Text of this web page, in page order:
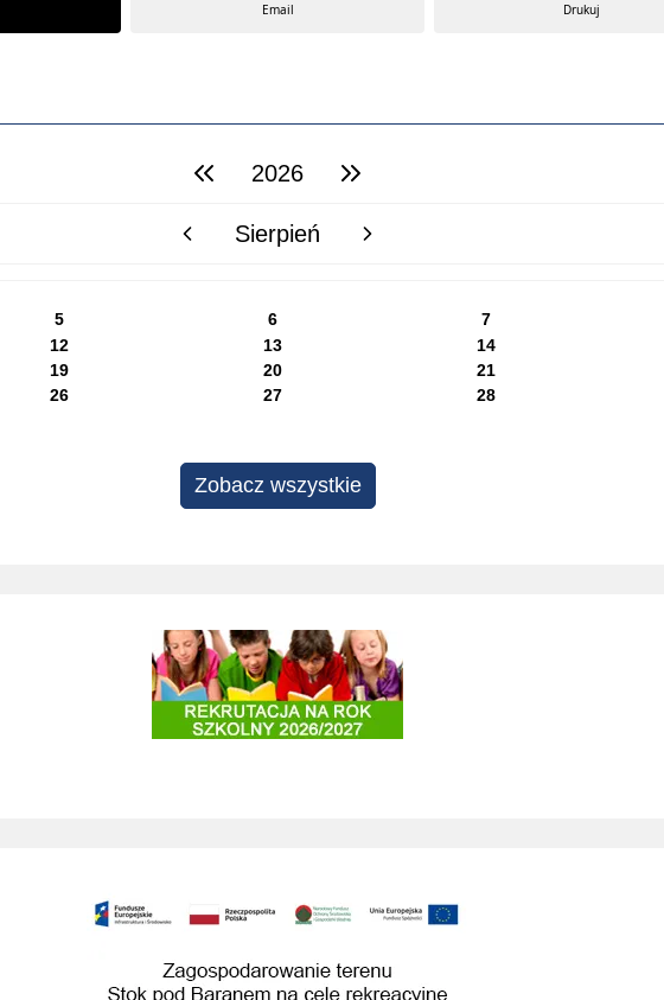
Email Drukuj
poprzedni rok2026 następny rok
poprzedni miesiącSierpień następny miesiąc
5 6 7
12 13 14
19 20 21
26 27 28
Zobacz wszystkie
Rekrutacja do szkół i przedszkoli 2025/2026